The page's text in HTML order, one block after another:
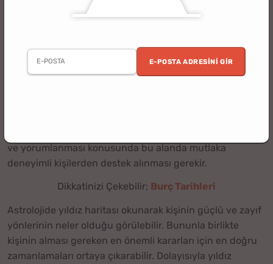
E-POSTA ADRESINI GIR
ortaya koyan bir göstergedir. Yıldız haritası olarak da
adlandırılan bu göstergeler, halk arasında oldukça
ve yorumlanması konusunda bu alanda mutlaka
deneyimli kişilerden destek alınması gerekir.
Dikkatinizi Çekebilir; Burç Tarihleri
Astrolojide yıldız haritası okunarak kişinin güçlü ve zayıf
yönlerinin neler olduğu görülebilir. Bununla birlikte
kişinin alması gereken en önemli kararları için en doğru
zamanlamaları ortaya çıkarabilir. Dolayısıyla yıldız